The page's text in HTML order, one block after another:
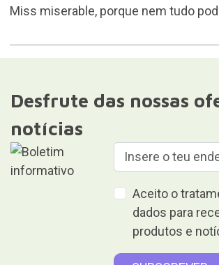
Miss miserable, porque nem tudo
Desfrute das nossas
notícias
Aceito o
dados para
produtos e